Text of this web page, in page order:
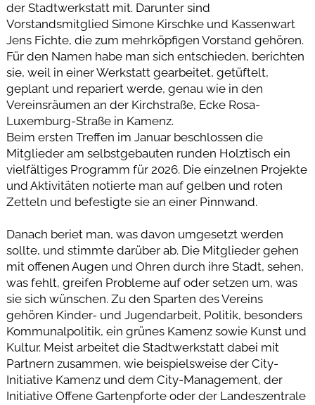
der Stadtwerkstatt mit. Darunter sind
Vorstandsmitglied Simone Kirschke und Kassenwart
Jens Fichte, die zum mehrköpfigen Vorstand gehören.
Für den Namen habe man sich entschieden, berichten
sie, weil in einer Werkstatt gearbeitet, getüftelt,
geplant und repariert werde, genau wie in den
Vereinsräumen an der Kirchstraße, Ecke Rosa-
Luxemburg-Straße in Kamenz.
Beim ersten Treffen im Januar beschlossen die
Mitglieder am selbstgebauten runden Holztisch ein
vielfältiges Programm für 2026. Die einzelnen Projekte
und Aktivitäten notierte man auf gelben und roten
Zetteln und befestigte sie an einer Pinnwand.
Danach beriet man, was davon umgesetzt werden
sollte, und stimmte darüber ab. Die Mitglieder gehen
mit offenen Augen und Ohren durch ihre Stadt, sehen,
was fehlt, greifen Probleme auf oder setzen um, was
sie sich wünschen. Zu den Sparten des Vereins
gehören Kinder- und Jugendarbeit, Politik, besonders
Kommunalpolitik, ein grünes Kamenz sowie Kunst und
Kultur. Meist arbeitet die Stadtwerkstatt dabei mit
Partnern zusammen, wie beispielsweise der City-
Initiative Kamenz und dem City-Management, der
Initiative Offene Gartenpforte oder der Landeszentrale